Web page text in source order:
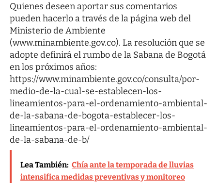
Quienes deseen aportar sus comentarios
pueden hacerlo a través de la página web del
Ministerio de Ambiente
(www.minambiente.gov.co). La resolución que se
adopte definirá el rumbo de la Sabana de Bogotá
en los próximos años:
https://www.minambiente.gov.co/consulta/por-
medio-de-la-cual-se-establecen-los-
lineamientos-para-el-ordenamiento-ambiental-
de-la-sabana-de-bogota-establecer-los-
lineamientos-para-el-ordenamiento-ambiental-
de-la-sabana-de-b/
Lea También: Chía ante la temporada de lluvias
intensifica medidas preventivas y monitoreo